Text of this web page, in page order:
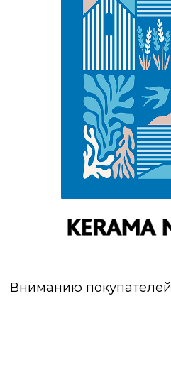
Вниманию покупателей